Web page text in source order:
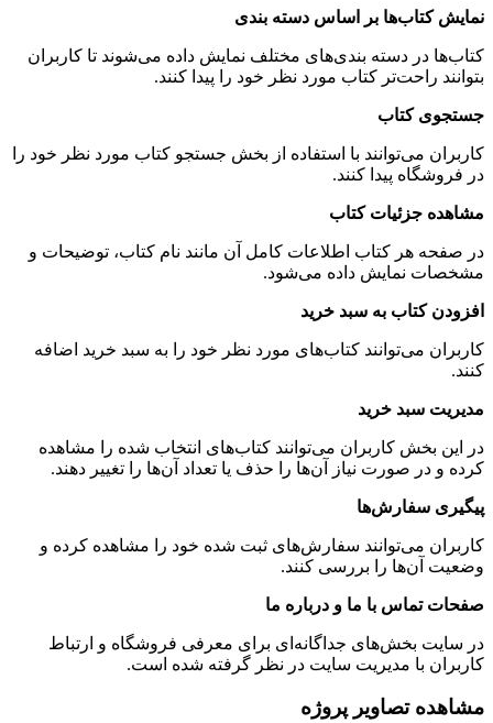
نمایش کتاب‌ها بر اساس دسته بندی
کتاب‌ها در دسته بندی‌های مختلف نمایش داده می‌شوند تا کاربران
بتوانند راحت‌تر کتاب مورد نظر خود را پیدا کنند.
جستجوی کتاب
کاربران می‌توانند با استفاده از بخش جستجو کتاب مورد نظر خود را
در فروشگاه پیدا کنند.
مشاهده جزئیات کتاب
در صفحه هر کتاب اطلاعات کامل آن مانند نام کتاب، توضیحات و
مشخصات نمایش داده می‌شود.
افزودن کتاب به سبد خرید
کاربران می‌توانند کتاب‌های مورد نظر خود را به سبد خرید اضافه
کنند.
مدیریت سبد خرید
در این بخش کاربران می‌توانند کتاب‌های انتخاب شده را مشاهده
کرده و در صورت نیاز آن‌ها را حذف یا تعداد آن‌ها را تغییر دهند.
پیگیری سفارش‌ها
کاربران می‌توانند سفارش‌های ثبت شده خود را مشاهده کرده و
وضعیت آن‌ها را بررسی کنند.
صفحات تماس با ما و درباره ما
در سایت بخش‌های جداگانه‌ای برای معرفی فروشگاه و ارتباط
کاربران با مدیریت سایت در نظر گرفته شده است.
مشاهده تصاویر پروژه